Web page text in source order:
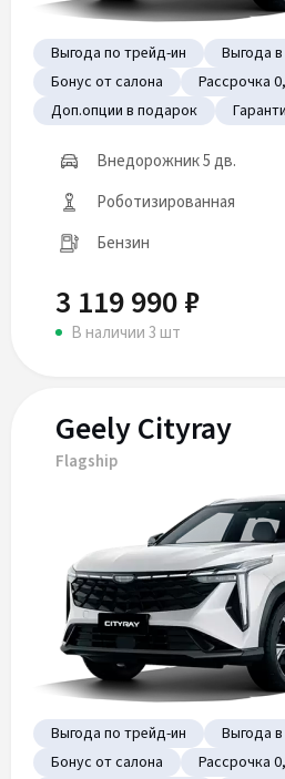
Выгода по трейд-ин
Выгода
Бонус от салона
Рассрочка
Доп.опции в подарок
Внедорожник 5 дв.
Роботизированная
Бензин
3 119 990 ₽
В наличии 3 шт
Geely Cityray
Flagship
Выгода по трейд-ин
Выгода
Бонус от салона
Рассрочка